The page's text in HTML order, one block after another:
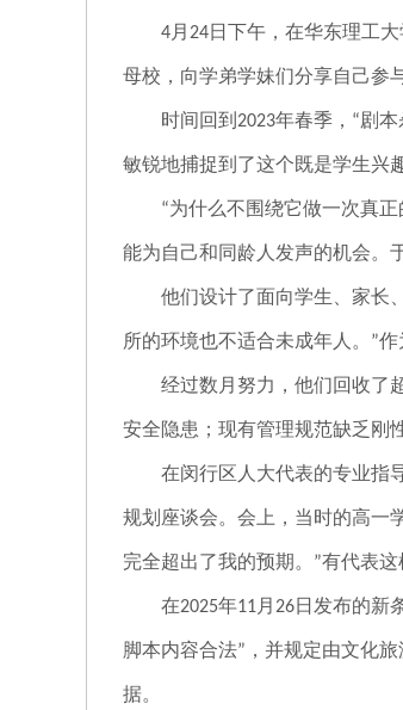
4月 24日下午，在华东理工
母校，向学弟学妹们分享自己参
时间回到 2023年春季， “剧本
敏锐地捕捉到了这个既是学生兴
“为什么不围绕它做一次真正
能为自己和同龄人发声的机会。
他们设计了面向学生、家长
所的环境也不适合未成年人。 ”作
经过数月努力，他们回收了
安全隐患；现有管理规范缺乏刚
在闵行区人大代表的专业指
规划座谈会。会上，当时的高一
完全超出了我的预期。 ”有代表这
在2025年11月 26日发布的新
脚本内容合法” ，并规定由文化
据。